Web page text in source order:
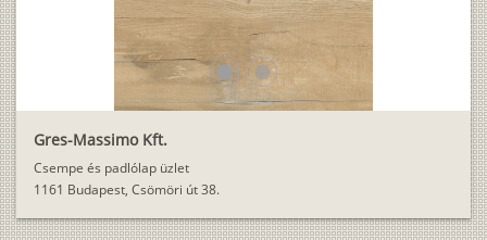
Gres-Massimo Kft.
Csempe és padlólap üzlet
1161 Budapest, Csömöri út 38.
lens lens